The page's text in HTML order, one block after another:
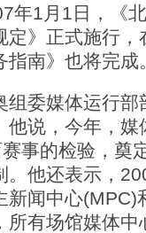
年1月1日，《
定》正式施行
指南》也将完成
委媒体运行部
他说，今年，
赛事的检验，奠
。他还表示，
闻中心(MPC)
所有场馆媒体